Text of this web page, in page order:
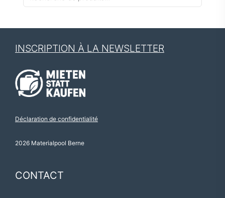
pour :
INSCRIPTION À LA NEWSLETTER
Déclaration de confidentialité
2026 Materialpool Berne
CONTACT